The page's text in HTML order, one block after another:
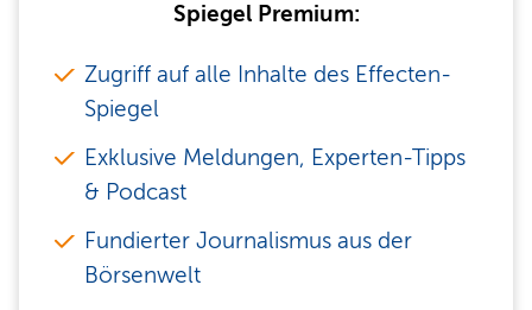
Spiegel Premium:
Zugriff auf alle Inhalte des Effecten-
Spiegel
Exklusive Meldungen, Experten-Tipps
& Podcast
Fundierter Journalismus aus der
Börsenwelt